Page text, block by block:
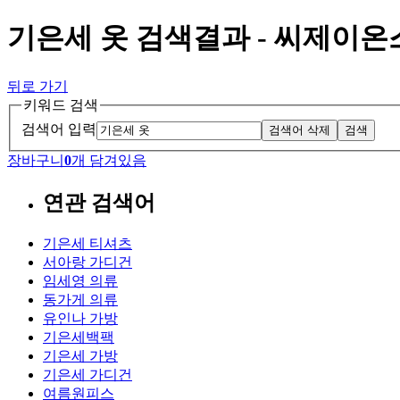
기은세 옷 검색결과 - 씨제이온
뒤로 가기
키워드 검색
검색어 입력
검색어 삭제 검색
장바구니 0개 담겨있음
연관 검색어
기은세 티셔츠
서아랑 가디건
임세영 의류
동가게 의류
유인나 가방
기은세백팩
기은세 가방
기은세 가디건
여름원피스